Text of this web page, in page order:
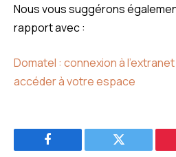
Nous vous suggérons
rapport avec :
Domatel : connexion à
accéder à votre espace
Facebook Twitter